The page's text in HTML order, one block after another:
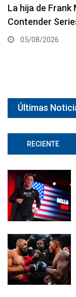
Joshua Van vs.
estelar del UFC
05/08/2026
Últimas
RECIENTE